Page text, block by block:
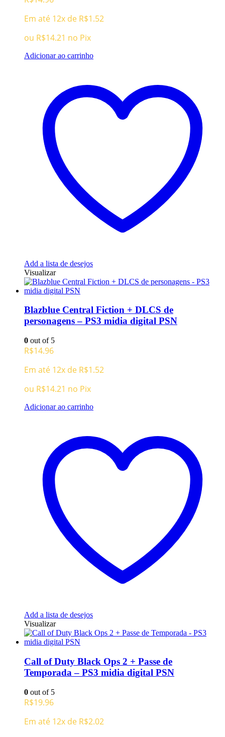
Em até 12x de R$1.52
ou R$14.21 no Pix
Adicionar ao carrinho
Add a lista de desejos
Visualizar
Blazblue Central Fiction + DLCS de
personagens – PS3 midia digital PSN
0 out of 5
R$14.96
Em até 12x de R$1.52
ou R$14.21 no Pix
Adicionar ao carrinho
Add a lista de desejos
Visualizar
Call of Duty Black Ops 2 + Passe de
Temporada – PS3 midia digital PSN
0 out of 5
R$19.96
Em até 12x de R$2.02